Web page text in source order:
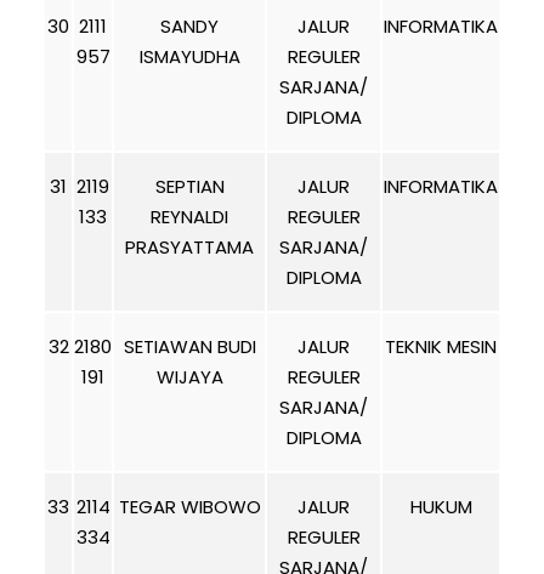
30 2111
957
SANDY
ISMAYUDHA
JALUR
REGULER
SARJANA/
DIPLOMA
INFORMATIKA
31 2119
133
SEPTIAN
REYNALDI
PRASYATTAMA
JALUR
REGULER
SARJANA/
DIPLOMA
INFORMATIKA
32 2180
191
SETIAWAN BUDI
WIJAYA
JALUR
REGULER
SARJANA/
DIPLOMA
TEKNIK MESIN
33 2114
334
TEGAR WIBOWO
JALUR
REGULER
SARJANA/
HUKUM